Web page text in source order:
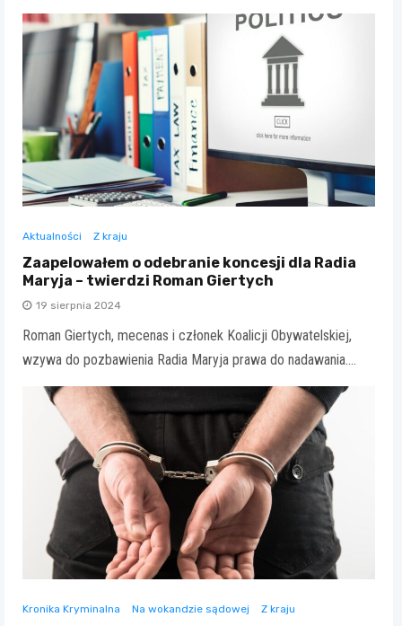
Aktualności Z kraju
Zaapelowałem o odebranie koncesji dla Radia
Maryja – twierdzi Roman Giertych
19 sierpnia 2024
Roman Giertych, mecenas i członek Koalicji Obywatelskiej,
wzywa do pozbawienia Radia Maryja prawa do nadawania.…
Kronika Kryminalna Na wokandzie sądowej Z kraju